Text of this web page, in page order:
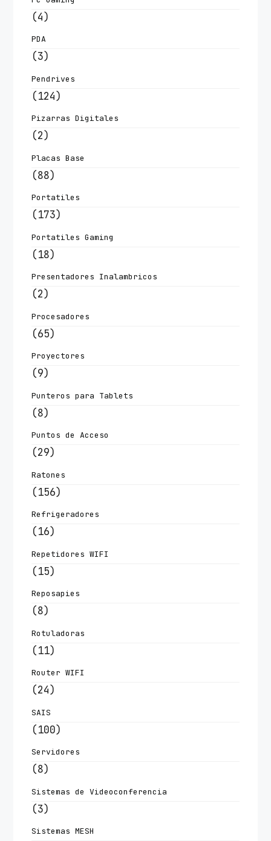
(4)
PDA
(3)
Pendrives
(124)
Pizarras Digitales
(2)
Placas Base
(88)
Portatiles
(173)
Portatiles Gaming
(18)
Presentadores Inalambricos
(2)
Procesadores
(65)
Proyectores
(9)
Punteros para Tablets
(8)
Puntos de Acceso
(29)
Ratones
(156)
Refrigeradores
(16)
Repetidores WIFI
(15)
Reposapies
(8)
Rotuladoras
(11)
Router WIFI
(24)
SAIS
(100)
Servidores
(8)
Sistemas de Videoconferencia
(3)
Sistemas MESH